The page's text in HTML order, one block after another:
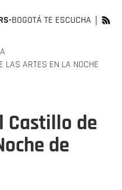
BOGOTÁ TE ESCUCHA
LAS ARTES EN LA NOCHE
Castillo de
de